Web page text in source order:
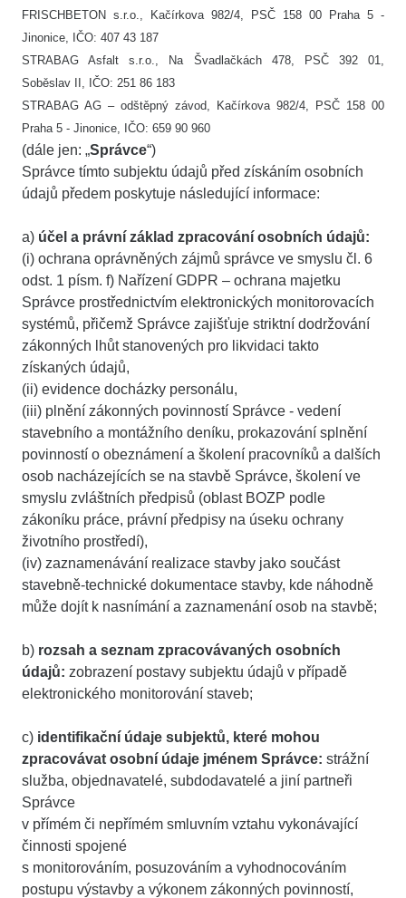
FRISCHBETON s.r.o., Kačírkova 982/4, PSČ 158 00 Praha 5 -
Jinonice, IČO: 407 43 187
STRABAG Asfalt s.r.o., Na Švadlačkách 478, PSČ 392 01,
Soběslav II, IČO: 251 86 183
STRABAG AG – odštěpný závod, Kačírkova 982/4, PSČ 158 00
Praha 5 - Jinonice, IČO: 659 90 960
(dále jen: „Správce“)
Správce tímto subjektu údajů před získáním osobních
údajů předem poskytuje následující informace:
a) účel a právní základ zpracování osobních údajů:
(i) ochrana oprávněných zájmů správce ve smyslu čl. 6
odst. 1 písm. f) Nařízení GDPR – ochrana majetku
Správce prostřednictvím elektronických monitorovacích
systémů, přičemž Správce zajišťuje striktní dodržování
zákonných lhůt stanovených pro likvidaci takto
získaných údajů,
(ii) evidence docházky personálu,
(iii) plnění zákonných povinností Správce - vedení
stavebního a montážního deníku, prokazování splnění
povinností o obeznámení a školení pracovníků a dalších
osob nacházejících se na stavbě Správce, školení ve
smyslu zvláštních předpisů (oblast BOZP podle
zákoníku práce, právní předpisy na úseku ochrany
životního prostředí),
(iv) zaznamenávání realizace stavby jako součást
stavebně-technické dokumentace stavby, kde náhodně
může dojít k nasnímání a zaznamenání osob na stavbě;
b) rozsah a seznam zpracovávaných osobních
údajů: zobrazení postavy subjektu údajů v případě
elektronického monitorování staveb;
c) identifikační údaje subjektů, které mohou
zpracovávat osobní údaje jménem Správce: strážní
služba, objednavatelé, subdodavatelé a jiní partneři
Správce
v přímém či nepřímém smluvním vztahu vykonávající
činnosti spojené
s monitorováním, posuzováním a vyhodnocováním
postupu výstavby a výkonem zákonných povinností,